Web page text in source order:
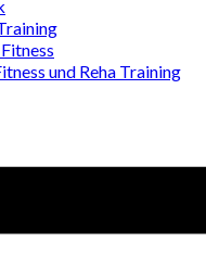
und Reha Training